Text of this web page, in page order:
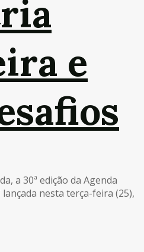
e
a 30ª edição da Agenda
nesta terça-feira (25),